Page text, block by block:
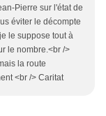
Pierre sur l'état de
éviter le décompte
le suppose tout à
le nombre.<br />
la route
<br /> Caritat